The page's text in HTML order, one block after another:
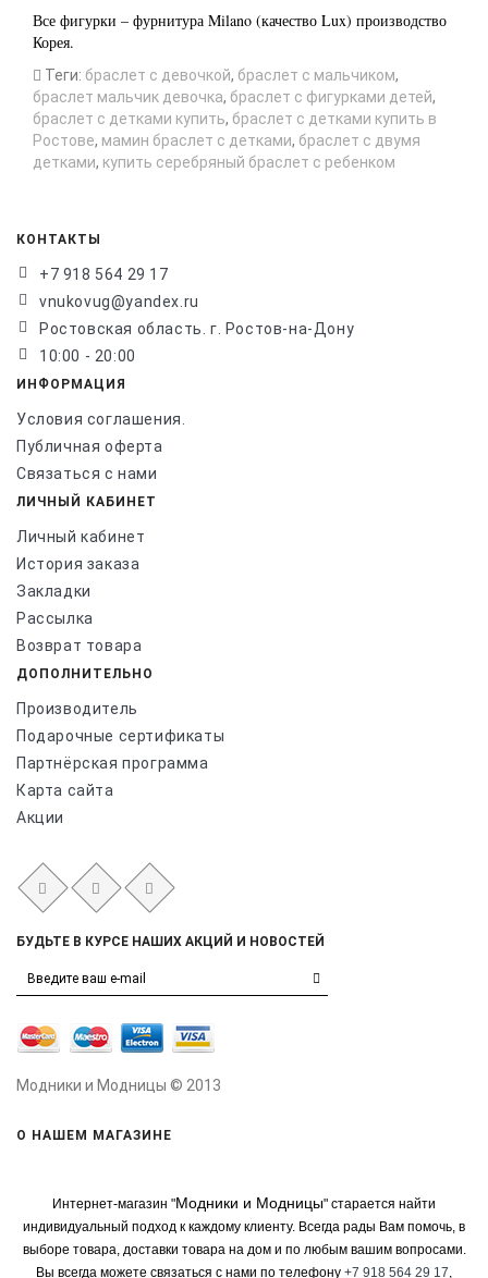
Все фигурки – фурнитура Milano (качество Lux) производство
Корея.
Теги: браслет с девочкой, браслет с мальчиком,
браслет мальчик девочка, браслет с фигурками детей,
браслет с детками купить, браслет с детками купить в
Ростове, мамин браслет с детками, браслет с двумя
детками, купить серебряный браслет с ребенком
КОНТАКТЫ
+7 918 564 29 17
vnukovug@yandex.ru
Ростовская область. г. Ростов-на-Дону
10:00 - 20:00
ИНФОРМАЦИЯ
Условия соглашения.
Публичная оферта
Связаться с нами
ЛИЧНЫЙ КАБИНЕТ
Личный кабинет
История заказа
Закладки
Рассылка
Возврат товара
ДОПОЛНИТЕЛЬНО
Производитель
Подарочные сертификаты
Партнёрская программа
Карта сайта
Акции
БУДЬТЕ В КУРСЕ НАШИХ АКЦИЙ И НОВОСТЕЙ
Модники и Модницы © 2013
О НАШЕМ МАГАЗИНЕ
Интернет-магазин "Модники и Модницы" старается найти
индивидуальный подход к каждому клиенту. Всегда рады Вам помочь, в
выборе товара, доставки товара на дом и по любым вашим вопросами.
Вы всегда можете связаться с нами по телефону +7 918 564 29 17,